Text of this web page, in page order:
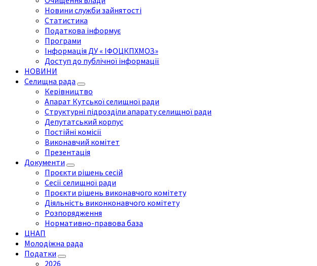
Новини служби зайнятості
Статистика
Податкова інформує
Програми
Інформація ДУ « ІФОЦКПХМОЗ»
Доступ до публічної інформації
НОВИНИ
Селищна рада
Керівництво
Апарат Кутської селищної ради
Структурні підрозділи апарату селищної ради
Депутатський корпус
Постійні комісії
Виконавчий комітет
Презентація
Документи
Проєкти рішень сесій
Сесії селищної ради
Проєкти рішень виконавчого комітету
Діяльність виконконавчого комітету
Розпорядження
Нормативно-правова база
ЦНАП
Молодіжна рада
Податки
2026